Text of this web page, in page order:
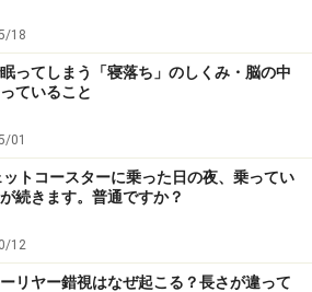
えます。
金縛りにあう場合は、現実での悩
復に努めるなどして、質の良い睡
す。ストレスを解消して規則正し
ば、金縛りは減らすことができる
怖がって、お祓いをする必要はあ
のです。最新の内容をご確認くださ
18
ってしまう「寝落ち」のしくみ・脳の中
ていること
01
ットコースターに乗った日の夜、乗ってい
続きます。普通ですか？
12
リヤー錯視はなぜ起こる？長さが違って